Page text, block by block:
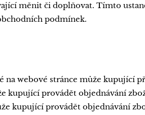
měnit či doplňovat. Tímto
podmínek.
na webové stránce může kupující
kupující provádět objednávání
kupující provádět objednávání